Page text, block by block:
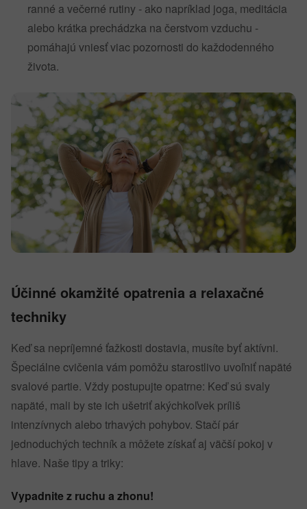
ranné a večerné rutiny - ako napríklad joga, meditácia
alebo krátka prechádzka na čerstvom vzduchu -
pomáhajú vniesť viac pozornosti do každodenného
života.
Účinné okamžité opatrenia a relaxačné
techniky
Keď sa nepríjemné ťažkosti dostavia, musíte byť aktívni.
Špeciálne cvičenia vám pomôžu starostlivo uvoľniť napäté
svalové partie. Vždy postupujte opatrne: Keď sú svaly
napäté, mali by ste ich ušetriť akýchkoľvek príliš
intenzívnych alebo trhavých pohybov. Stačí pár
jednoduchých techník a môžete získať aj väčší pokoj v
hlave. Naše tipy a triky:
Vypadnite z ruchu a zhonu!